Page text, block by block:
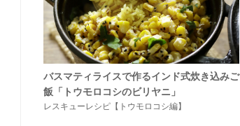
バスマティライスで作るインド式炊き込みご
飯「トウモロコシのビリヤニ」
レスキューレシピ【トウモロコシ編】